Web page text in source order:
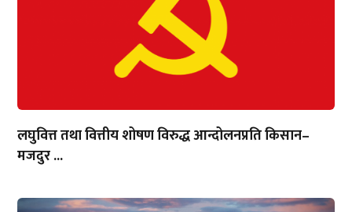
लघुवित्त तथा वित्तीय शोषण विरुद्ध आन्दोलनप्रति किसान–
मजदुर ...